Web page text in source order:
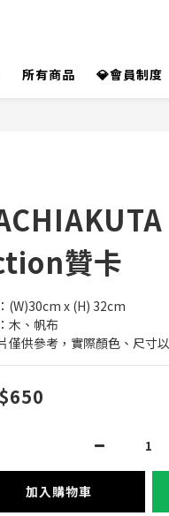
所有商品 💎會員制度
贊卡
(W)30cm x (H) 32cm
木、帆布
僅供參考，實際顏色、尺寸
加入購物車